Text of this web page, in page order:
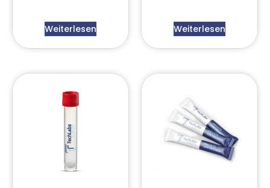
Weiterlesen Weiterlesen